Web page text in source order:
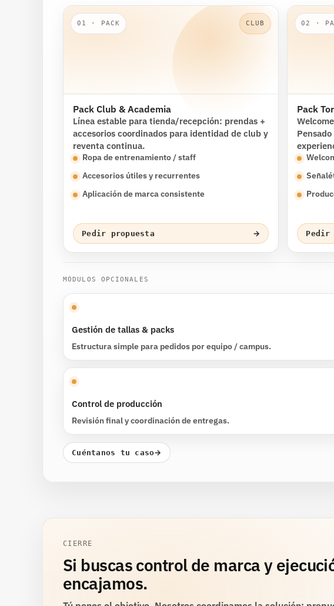
01 · PACK CLUB
Pack Club & Academia
Línea estable para tienda/recepción: prendas +
accesorios coordinados para identidad de club y
reventa continua.
Ropa de entrenamiento / staff
Accesorios útiles y recurrentes
Aplicación de marca consistente
Pedir propuesta →
02 ·
Pack
Pedir
MÓDULOS OPCIONALES
Gestión de tallas & packs
Estructura simple para pedidos por equipo / campus.
Control de producción
Revisión final y coordinación de entregas.
Cuéntanos tu caso→
CIERRE
Si buscas control de marca y
encajamos.